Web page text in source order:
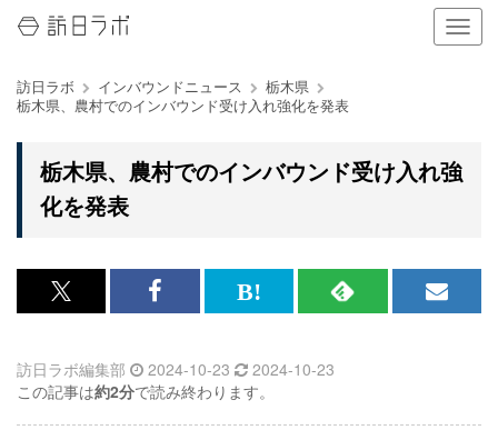
ナ
ビ
ン
の
切
替
訪日ラボ インバウンドニュース
栃木県
栃木県、農村でのインバウンド受け入れ強化を発表
栃木県、農村でのインバウンド受け入れ強
化を発表
x<br>
記
事
Facebook<br>
記
事
は
な
ブ
RSS
メ
訪日ラボ編集部 2024-10-23
2024-10-23
この記事は約2分で読み終わります。